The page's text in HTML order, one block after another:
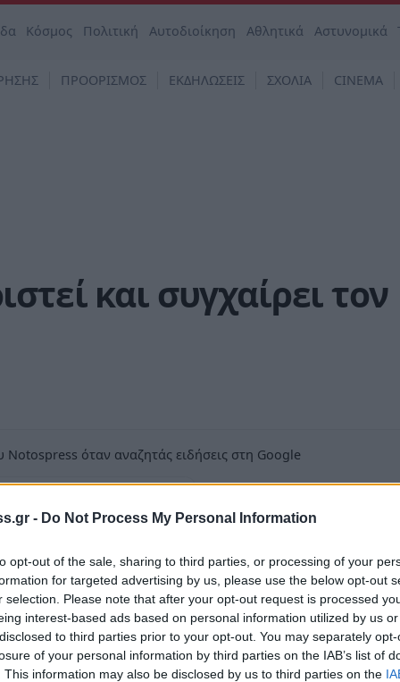
- Do Not Process My Personal Information
opt-out of the sale, sharing to third parties, or processing of your
for targeted advertising by us, please use the below opt-out
selection. Please note that after your opt-out request is processed
interest-based ads based on personal information utilized by us
to third parties prior to your opt-out. You may separately
of your personal information by third parties on the IAB’s list of
This information may also be disclosed by us to third parties on the
Κόσμος Πολιτική Αυτοδιοίκηση Αθλητικά Αστυνομικά
ΠΡΟΟΡΙΣΜΟΣ ΕΚΔΗΛΩΣΕΙΣ ΣΧΟΛΙΑ CINEMA
και συγχαίρει τον
όταν αναζητάς ειδήσεις στη Google
και ο Πρόεδρος Γιάννης Ηλιόπουλος
τον μέχρι σήμερα προπονητή της